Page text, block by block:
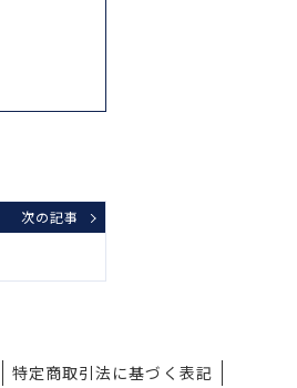
次の記事
特定商取引法に基づく表記